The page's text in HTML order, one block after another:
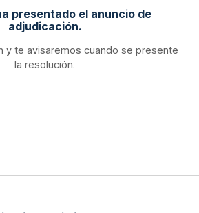
presentado el anuncio de
adjudicación.
y te avisaremos cuando se presente
la resolución.